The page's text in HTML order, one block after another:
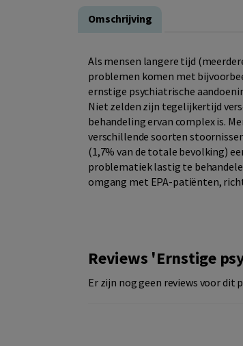
Omschrijving
Als mensen langere tijd
problemen komen met
ernstige psychiatrische
Niet zelden zijn tegelijkertijd
behandeling ervan complex is.
verschillende soorten
(1,7% van de totale bevolking)
problematiek lastig te
omgang met EPA-patiënten,
Reviews 'Ernstige
Er zijn nog geen reviews voor dit